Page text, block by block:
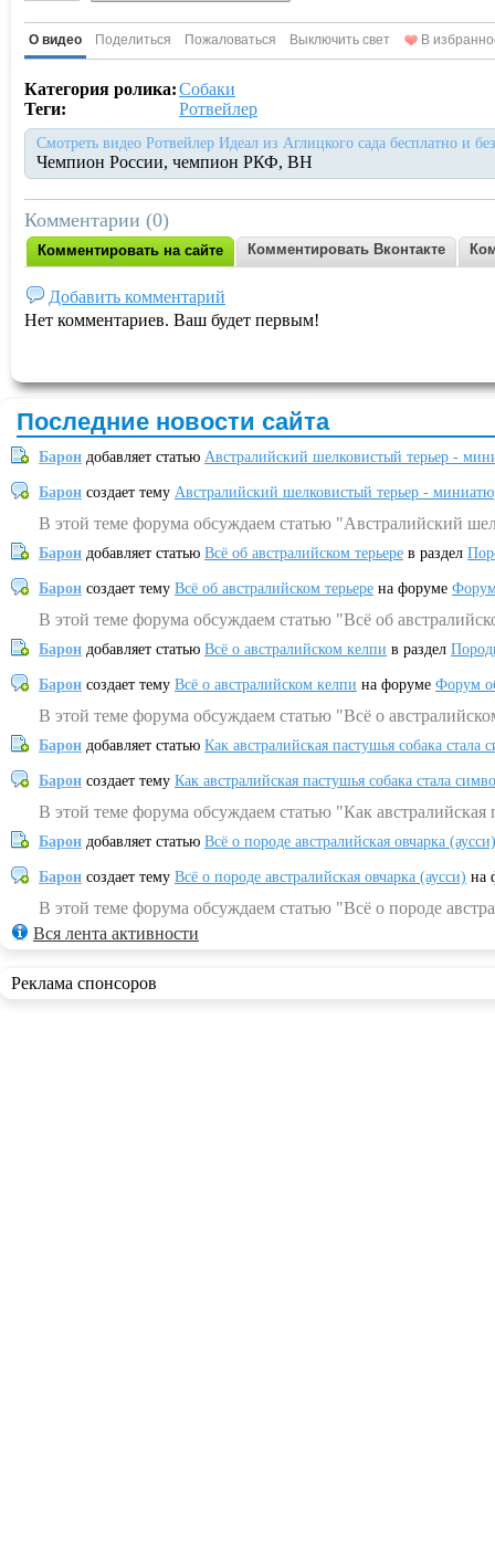
О видео Поделиться Пожаловаться Выключить свет В
Категория ролика:Собаки
Теги:
Ротвейлер
Смотреть видео Ротвейлер Идеал из Аглицкого сада бесплатно и
Чемпион России, чемпион РКФ, BH
Комментарии (0)
Комментировать на сайте Комментировать Вконтакте
Добавить комментарий
Нет комментариев. Ваш будет первым!
Последние новости сайта
Барон добавляет статью Австралийский шелковистый терьер -
Барон создает тему Австралийский шелковистый терьер -
В этой теме форума обсуждаем статью "Австралийский
Барон добавляет статью Всё об австралийском терьере в раздел
Барон создает тему Всё об австралийском терьере на форуме
В этой теме форума обсуждаем статью "Всё об
Барон добавляет статью Всё о австралийском келпи в раздел
Барон создает тему Всё о австралийском келпи на форуме Форум
В этой теме форума обсуждаем статью "Всё о
Барон добавляет статью Как австралийская пастушья собака
Барон создает тему Как австралийская пастушья собака стала
В этой теме форума обсуждаем статью "Как
Барон добавляет статью Всё о породе австралийская овчарка (аусси)
Барон создает тему Всё о породе австралийская овчарка (аусси) на
В этой теме форума обсуждаем статью "Всё о породе
Вся лента активности
Реклама спонсоров